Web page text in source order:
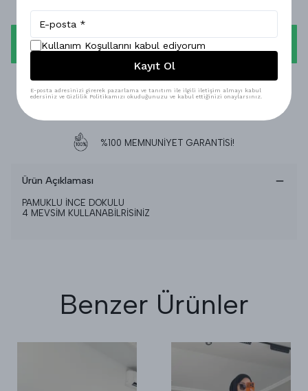
WHATSAPP
1-3 İŞ GÜNÜNDE KARGODA!
%100 MEMNUNİYET GARANTİSİ!
Ürün Açıklaması
PAMUKLU İNCE DOKULU
4 MEVSİM KULLANABİLRİSİNİZ
Benzer Ürünler
Kullanım Koşullarını kabul ediyorum
Kayıt Ol
E-posta adresinizi girerek pazarlama ve tanıtım ile ilgili iletişim almayı kabul
edersiniz ve Gizlilik Politikamızı okuduğunuzu ve kabul ettiğinizi onaylarsınız.